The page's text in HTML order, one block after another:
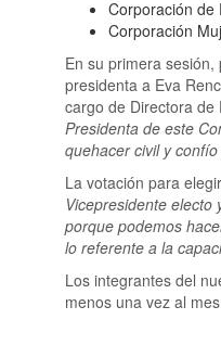
Corporación de
Corporación
En su primera
presidenta a Eva
cargo de Directora de
Presidenta de este
quehacer civil y
La votación para
Vicepresidente
porque podemos
lo referente a la
Los integrantes del
menos una vez al